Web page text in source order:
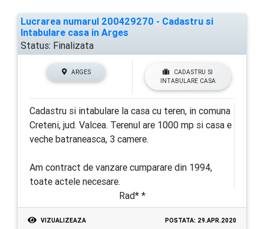
Lucrarea numarul 200429270 - Cadastru si
Intabulare casa in Arges
Status: Finalizata
ARGES
CADASTRU SI
INTABULARE CASA
Cadastru si intabulare la casa cu teren, in comuna
Creteni, jud. Valcea. Terenul are 1000 mp si casa e
veche batraneasca, 3 camere.
Am contract de vanzare cumparare din 1994,
toate actele necesare.
Rad* *
VIZUALIZEAZA POSTATA: 29.APR.2020